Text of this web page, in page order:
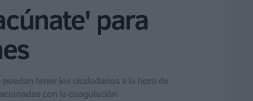
para
tener los ciudadanos a la hora de
con la coagulación